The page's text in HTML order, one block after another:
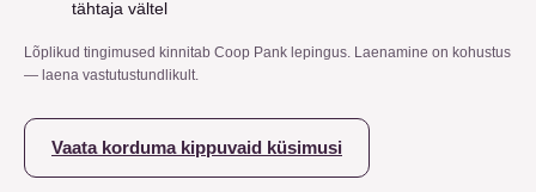
tähtaja vältel
Lõplikud tingimused kinnitab Coop Pank lepingus. Laenamine on kohustus
— laena vastutustundlikult.
Vaata korduma kippuvaid küsimusi